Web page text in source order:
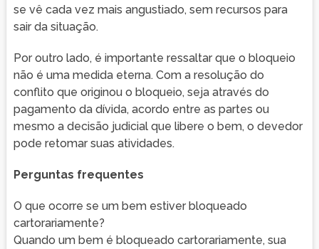
se vê cada vez mais angustiado, sem recursos para
sair da situação.
Por outro lado, é importante ressaltar que o bloqueio
não é uma medida eterna. Com a resolução do
conflito que originou o bloqueio, seja através do
pagamento da dívida, acordo entre as partes ou
mesmo a decisão judicial que libere o bem, o devedor
pode retomar suas atividades.
Perguntas frequentes
O que ocorre se um bem estiver bloqueado
cartorariamente?
Quando um bem é bloqueado cartorariamente, sua